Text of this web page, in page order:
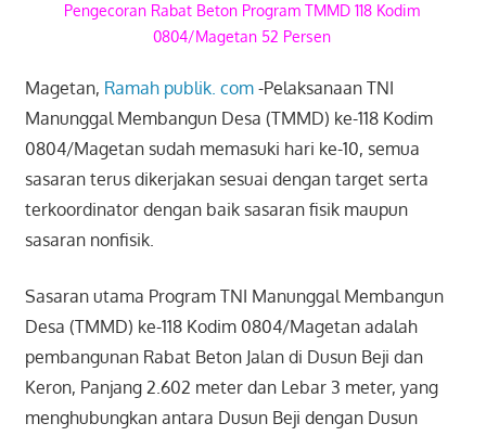
Pengecoran Rabat Beton Program TMMD 118 Kodim
0804/Magetan 52 Persen
Magetan, Ramah publik. com-Pelaksanaan TNI
Manunggal Membangun Desa (TMMD) ke-118 Kodim
0804/Magetan sudah memasuki hari ke-10, semua
sasaran terus dikerjakan sesuai dengan target serta
terkoordinator dengan baik sasaran fisik maupun
sasaran nonfisik.
Sasaran utama Program TNI Manunggal Membangun
Desa (TMMD) ke-118 Kodim 0804/Magetan adalah
pembangunan Rabat Beton Jalan di Dusun Beji dan
Keron, Panjang 2.602 meter dan Lebar 3 meter, yang
menghubungkan antara Dusun Beji dengan Dusun